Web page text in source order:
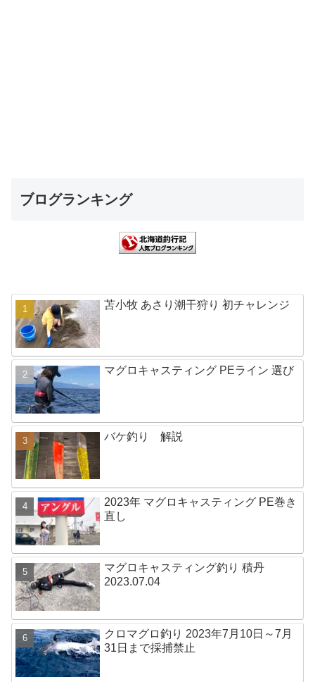
ブログランキング
苫小牧 あさり潮干狩り 初チャレンジ
マグロキャスティング PEライン 選び
バケ釣り 解説
2023年 マグロキャスティング PE巻き
直し
マグロキャスティング釣り 積丹
2023.07.04
クロマグロ釣り 2023年7月10日～7月
31日まで採捕禁止